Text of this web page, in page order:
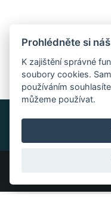
Prohlédněte si
K zajištění správné
soubory cookies.
používáním
můžeme používat.